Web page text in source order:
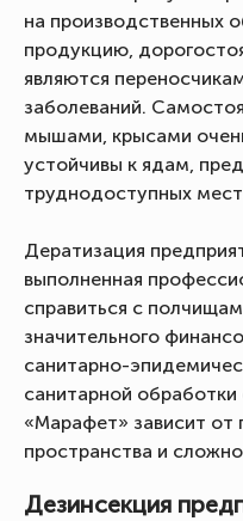
на производственных
продукцию,
являются
заболеваний.
мышами, крысами
устойчивы к ядам,
труднодоступных
Дератизация
выполненная
справиться с
значительного
санитарно-
санитарной
«Марафет» зависит
пространства и
Дезинсекция